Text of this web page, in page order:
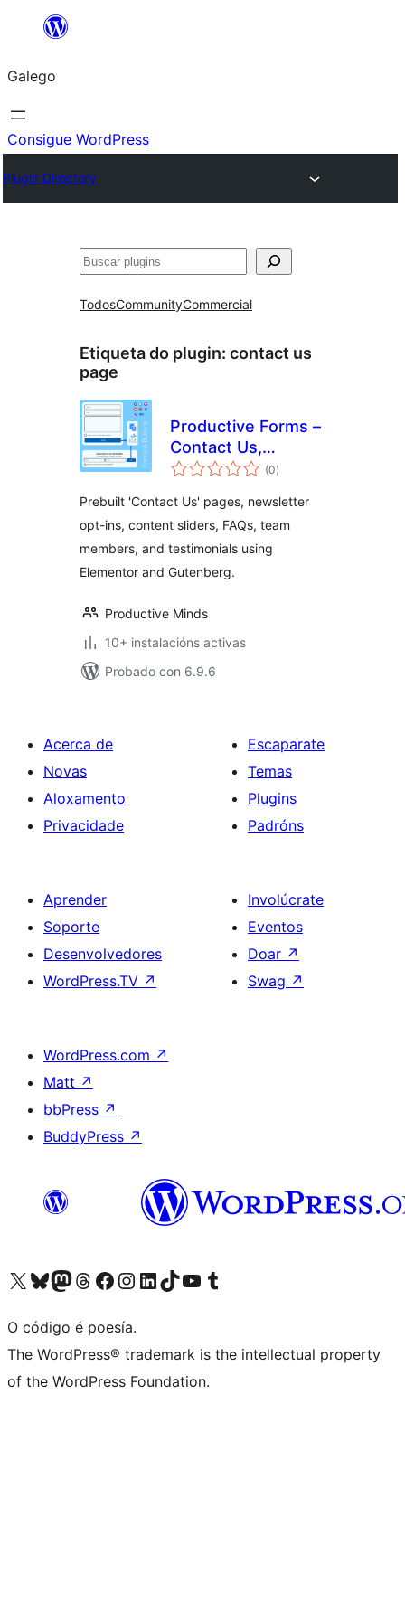
Saltar
contido
Galego
Consigue WordPress
Plugin Directory
Buscar
TodosCommunityCommercial
Etiqueta do plugin: contact us
page
Productive Forms –
Contact Us,
Newsletter Opt-ins
Publishing
(0valoracións
totais
)
Prebuilt 'Contact Us' pages, newsletter
opt-ins, content sliders, FAQs, team
members, and testimonials using
Elementor and Gutenberg.
Productive Minds
10+ instalacións activas
Probado con 6.9.6
Acerca de
Novas
Aloxamento
Privacidade
Escaparate
Temas
Plugins
Padróns
Aprender
Soporte
Desenvolvedores
WordPress.TV ↗
Involúcrate
Eventos
Doar ↗
Swag ↗
WordPress.com ↗
Matt ↗
bbPress ↗
BuddyPress ↗
Visita la cuenta de X (anteriormente Twitter)
Visita a nosa conta de Bluesky
Visita a nosa conta de Mastodon
Visita a nosa conta de Threads
Visita a nosa páxina de Facebook
Visita a nosa conta de Instagram
Visita a nosa conta de LinkedIn
Visita a nosa conta de TikTok
Visita a nosa canle de YouTube
Visita a nosa conta de Tumblr
O código é poesía.
The WordPress® trademark is the intellectual property
of the WordPress Foundation.